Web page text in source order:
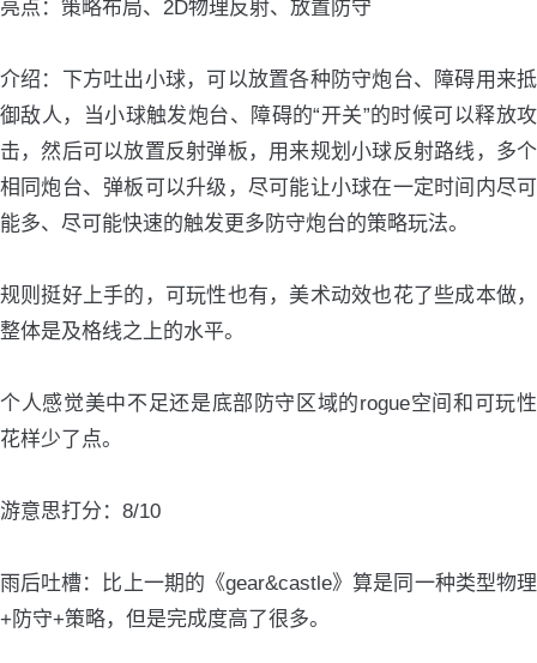
亮点：策略布局、2D物理反射、放置防守
介绍：下方吐出小球，可以放置各种防守炮台、障碍用来抵
御敌人，当小球触发炮台、障碍的“开关”的时候可以释放攻
击，然后可以放置反射弹板，用来规划小球反射路线，多个
相同炮台、弹板可以升级，尽可能让小球在一定时间内尽可
能多、尽可能快速的触发更多防守炮台的策略玩法。
规则挺好上手的，可玩性也有，美术动效也花了些成本做，
整体是及格线之上的水平。
个人感觉美中不足还是底部防守区域的rogue空间和可玩性
花样少了点。
游意思打分：8/10
雨后吐槽：比上一期的《gear&castle》算是同一种类型物理
+防守+策略，但是完成度高了很多。